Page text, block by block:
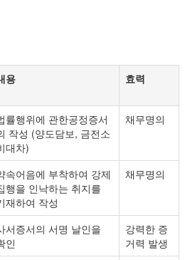
용 효력
률행위에 관한공정증서
작성 (양도담보, 금전소
대차)
채무명의
속어음에 부착하여 강제
행을 인낙하는 취지를
재하여 작성
채무명의
서증서의 서명 날인을
인
강력한 증
거력 발생